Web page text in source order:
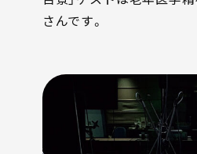
さんです。